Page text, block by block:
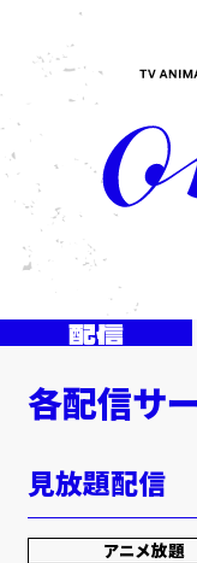
初回生産限定
¥2,970 (税込)
TFCC-89781〜89782
配信
各配信サ
見放題配信
アニメ放題